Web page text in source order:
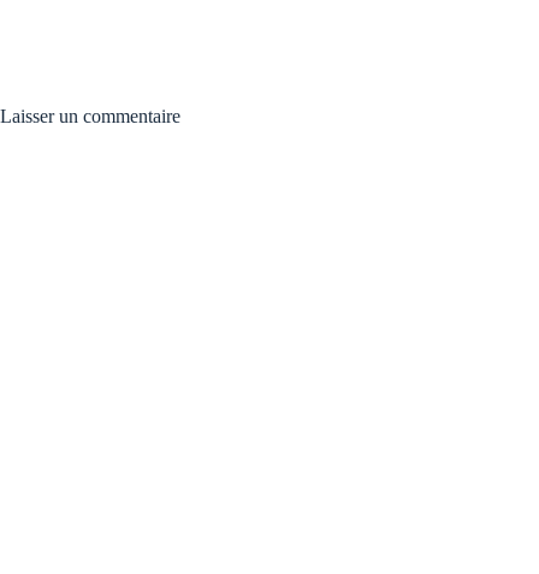
Laisser un commentaire